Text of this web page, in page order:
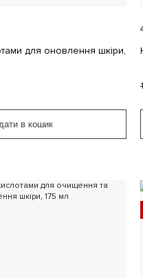
для оновлення шкіри,
в кошик